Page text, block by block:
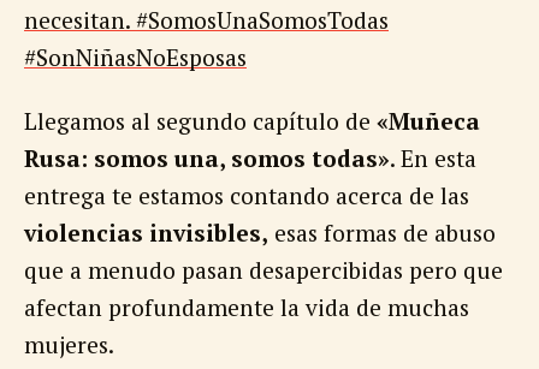
necesitan. #SomosUnaSomosTodas
#SonNiñasNoEsposas
Llegamos al segundo capítulo de «Muñeca
Rusa: somos una, somos todas». En esta
entrega te estamos contando acerca de las
violencias invisibles, esas formas de abuso
que a menudo pasan desapercibidas pero que
afectan profundamente la vida de muchas
mujeres.